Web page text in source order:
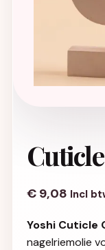
€ 9,08 Incl
Yoshi Cuticle
nagelriemolie